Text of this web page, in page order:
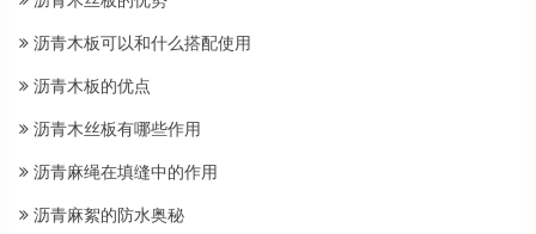
沥青木板可以和什么搭配使用
沥青木板的优点
沥青木丝板有哪些作用
沥青麻绳在填缝中的作用
沥青麻絮的防水奥秘